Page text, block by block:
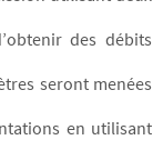
des débits
seront menées
en utilisant